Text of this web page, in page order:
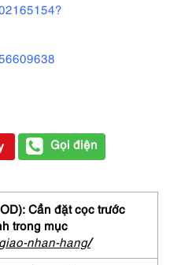
Gọi điện
Cần đặt cọc trước
trong mục
nhan-hang/